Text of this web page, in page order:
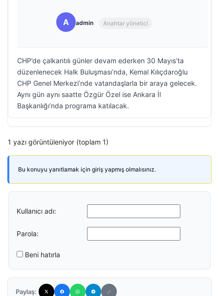
A admin Anahtar yönetici
CHP’de çalkantılı günler devam ederken 30 Mayıs’ta
düzenlenecek Halk Buluşması’nda, Kemal Kılıçdaroğlu
CHP Genel Merkezi’nde vatandaşlarla bir araya gelecek.
Aynı gün aynı saatte Özgür Özel ise Ankara İl
Başkanlığı’nda programa katılacak.
1 yazı görüntüleniyor (toplam 1)
Bu konuyu yanıtlamak için giriş yapmış olmalısınız.
Kullanıcı adı:
Parola:
Beni hatırla
Paylaş: